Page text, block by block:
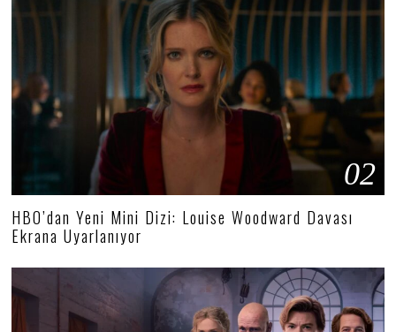
02
HBO’dan Yeni Mini Dizi: Louise Woodward Davası
Ekrana Uyarlanıyor